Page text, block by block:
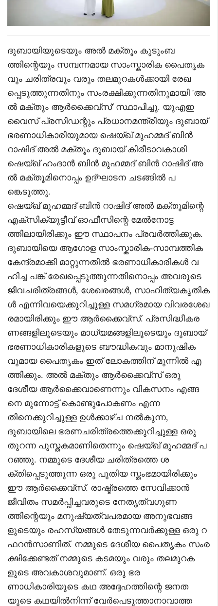
ദുബായിയുടെയും അൽ മക്തൂം കുടുംബ
ത്തിന്റെയും സമ്പന്നമായ സാംസ്കാരിക പൈതൃക
വും ചരിത്രവും വരും തലമുറകൾക്കായി രേഖ
പ്പെടുത്തുന്നതിനും സംരക്ഷിക്കുന്നതിനുമായി 'അ
ൽ മക്തൂം ആർക്കൈവ്‌സ്' സ്ഥാപിച്ചു. യുഎഇ
വൈസ് പ്രസിഡന്റും പ്രധാനമന്ത്രിയും ദുബായ്
ഭരണാധികാരിയുമായ ഷെയ്ഖ് മുഹമ്മദ് ബിൻ
റാഷിദ് അൽ മക്തൂം ദുബായ് കിരീടാവകാശി
ഷെയ്ഖ് ഹംദാൻ ബിൻ മുഹമ്മദ് ബിൻ റാഷിദ് അ
ൽ മക്തൂമിനൊപ്പം ഉദ്ഘാടന ചടങ്ങിൽ പ
ങ്കെടുത്തു.
ഷെയ്ഖ് മുഹമ്മദ് ബിൻ റാഷിദ് അൽ മക്തൂമിന്റെ
എക്സിക്യൂട്ടീവ് ഓഫീസിന്റെ മേൽനോട്ട
ത്തിലായിരിക്കും ഈ സ്ഥാപനം പ്രവർത്തിക്കുക.
ദുബായിയെ ആഗോള സാംസ്കാരിക-സാമ്പത്തിക
കേന്ദ്രമാക്കി മാറ്റുന്നതിൽ ഭരണാധികാരികൾ വ
ഹിച്ച പങ്ക് രേഖപ്പെടുത്തുന്നതിനൊപ്പം അവരുടെ
ജീവചരിത്രങ്ങൾ, ശേഖരങ്ങൾ, സാഹിത്യകൃതിക
ൾ എന്നിവയെക്കുറിച്ചുള്ള സമഗ്രമായ വിവരശേഖ
രമായിരിക്കും ഈ ആർക്കൈവ്‌സ്. പ്രസിദ്ധീകര
ണങ്ങളിലൂടെയും മാധ്യമങ്ങളിലൂടെയും ദുബായ്
ഭരണാധികാരികളുടെ ബൗദ്ധികവും മാനുഷിക
വുമായ പൈതൃകം ഇത് ലോകത്തിന് മുന്നിൽ എ
ത്തിക്കും. അൽ മക്തൂം ആർക്കൈവ്‌സ് ഒരു
ദേശീയ ആർക്കൈവാണെന്നും വികസനം എങ്ങ
നെ മുന്നോട്ട് കൊണ്ടുപോകണം എന്ന
തിനെക്കുറിച്ചുള്ള ഉൾക്കാഴ്ച നൽകുന്ന,
ദുബായിലെ ഭരണചരിത്രത്തെക്കുറിച്ചുള്ള ഒരു
തുറന്ന പുസ്തകമാണിതെന്നും ഷെയ്ഖ് മുഹമ്മദ് പ
റഞ്ഞു. നമ്മുടെ ദേശീയ ചരിത്രത്തെ ശ
ക്തിപ്പെടുത്തുന്ന ഒരു പുതിയ സ്തംഭമായിരിക്കും
ഈ ആർക്കൈവ്‌സ്. രാഷ്ട്രത്തെ സേവിക്കാൻ
ജീവിതം സമർപ്പിച്ചവരുടെ നേതൃത്വഗുണ
ത്തിന്റെയും മനുഷ്യത്വപരമായ അനുഭവങ്ങ
ളുടെയും രഹസ്യങ്ങൾ തേടുന്നവർക്കുള്ള ഒരു റ
ഫറൻസാണിത്. നമ്മുടെ ദേശീയ പൈതൃകം സംര
ക്ഷിക്കേണ്ടത് നമ്മുടെ കടമയും വരും തലമുറക
ളുടെ അവകാശവുമാണ്. ഒരു ഭര
ണാധികാരിയുടെ കഥ അദ്ദേഹത്തിന്റെ ജനത
യുടെ കഥയിൽനിന്ന് വേർപെടുത്താനാവാത്ത